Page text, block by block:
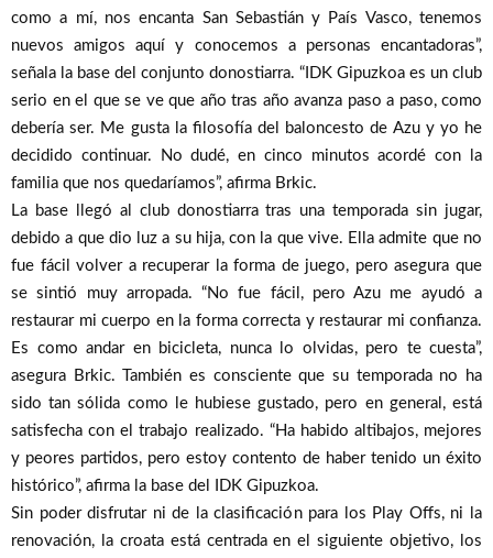
como a mí, nos encanta San Sebastián y País Vasco, tenemos
nuevos amigos aquí y conocemos a personas encantadoras”,
señala la base del conjunto donostiarra. “IDK Gipuzkoa es un club
serio en el que se ve que año tras año avanza paso a paso, como
debería ser. Me gusta la filosofía del baloncesto de Azu y yo he
decidido continuar. No dudé, en cinco minutos acordé con la
familia que nos quedaríamos”, afirma Brkic.
La base llegó al club donostiarra tras una temporada sin jugar,
debido a que dio luz a su hija, con la que vive. Ella admite que no
fue fácil volver a recuperar la forma de juego, pero asegura que
se sintió muy arropada. “No fue fácil, pero Azu me ayudó a
restaurar mi cuerpo en la forma correcta y restaurar mi confianza.
Es como andar en bicicleta, nunca lo olvidas, pero te cuesta”,
asegura Brkic. También es consciente que su temporada no ha
sido tan sólida como le hubiese gustado, pero en general, está
satisfecha con el trabajo realizado. “Ha habido altibajos, mejores
y peores partidos, pero estoy contento de haber tenido un éxito
histórico”, afirma la base del IDK Gipuzkoa.
Sin poder disfrutar ni de la clasificación para los Play Offs, ni la
renovación, la croata está centrada en el siguiente objetivo, los